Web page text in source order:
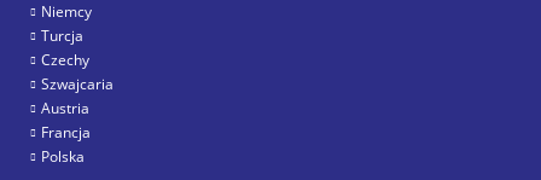
Niemcy
Turcja
Czechy
Szwajcaria
Austria
Francja
Polska